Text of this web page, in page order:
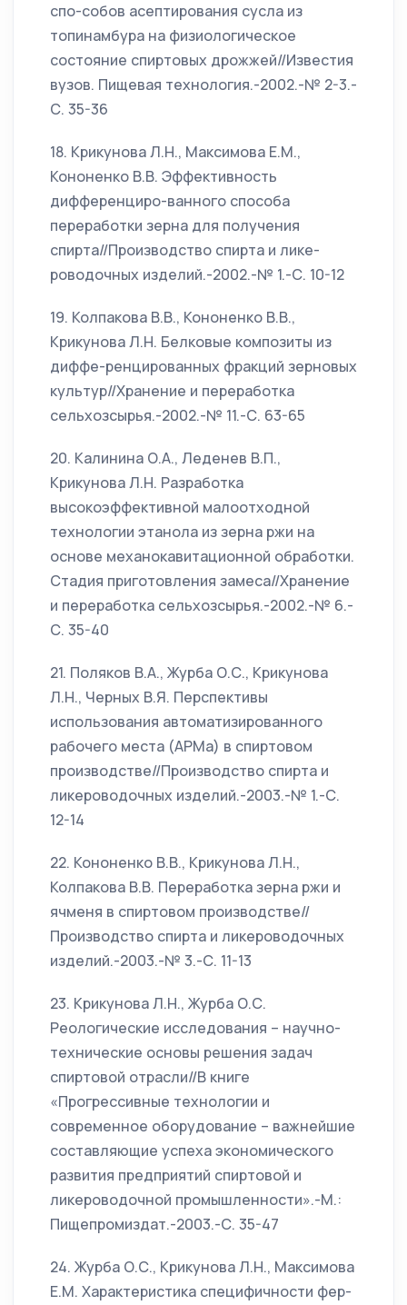
спо-собов асептирования сусла из
топинамбура на физиологическое
состояние спиртовых дрожжей//Известия
вузов. Пищевая технология.-2002.-№ 2-3.-
С. 35-36
18. Крикунова Л.Н., Максимова Е.М.,
Кононенко В.В. Эффективность
дифференциро-ванного способа
переработки зерна для получения
спирта//Производство спирта и лике-
роводочных изделий.-2002.-№ 1.-С. 10-12
19. Колпакова В.В., Кононенко В.В.,
Крикунова Л.Н. Белковые композиты из
диффе-ренцированных фракций зерновых
культур//Хранение и переработка
сельхозсырья.-2002.-№ 11.-С. 63-65
20. Калинина О.А., Леденев В.П.,
Крикунова Л.Н. Разработка
высокоэффективной малоотходной
технологии этанола из зерна ржи на
основе механокавитационной обработки.
Стадия приготовления замеса//Хранение
и переработка сельхозсырья.-2002.-№ 6.-
С. 35-40
21. Поляков В.А., Журба О.С., Крикунова
Л.Н., Черных В.Я. Перспективы
использования автоматизированного
рабочего места (АРМа) в спиртовом
производстве//Производство спирта и
ликероводочных изделий.-2003.-№ 1.-С.
12-14
22. Кононенко В.В., Крикунова Л.Н.,
Колпакова В.В. Переработка зерна ржи и
ячменя в спиртовом производстве//
Производство спирта и ликероводочных
изделий.-2003.-№ 3.-С. 11-13
23. Крикунова Л.Н., Журба О.С.
Реологические исследования – научно-
технические основы решения задач
спиртовой отрасли//В книге
«Прогрессивные технологии и
современное оборудование – важнейшие
составляющие успеха экономического
развития предприятий спиртовой и
ликероводочной промышленности».-М.:
Пищепромиздат.-2003.-С. 35-47
24. Журба О.С., Крикунова Л.Н., Максимова
Е.М. Характеристика специфичности фер-